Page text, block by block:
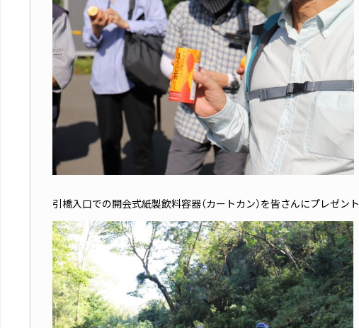
引橋入口での開会式紙製飲料容器（カートカン）を皆さんにプレゼント